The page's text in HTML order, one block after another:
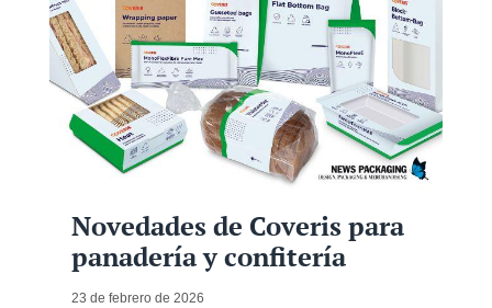
Novedades de Coveris para
panadería y confitería
23 de febrero de 2026